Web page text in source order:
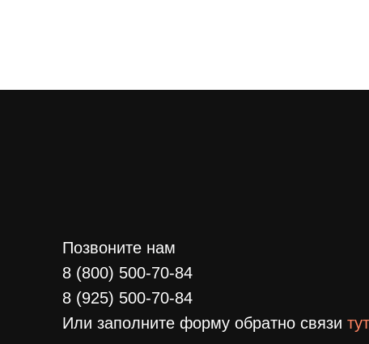
Позвоните нам
8 (800) 500-70-84
8 (925) 500-70-84
Или заполните форму обратно связи тут